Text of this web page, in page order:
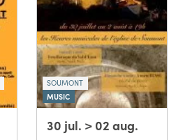
SOUMONT
MUSIC
30 jul. > 02 aug.